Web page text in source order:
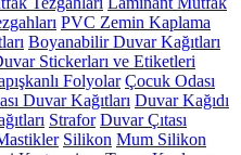
PVC Zemin Kaplama
Boyanabilir Duvar Kağıtları
Stickerları ve Etiketleri
Folyolar Çocuk Odası
Duvar Kağıtları Duvar Kağıdı
Strafor Duvar Çıtası
Silikon Mum Silikon